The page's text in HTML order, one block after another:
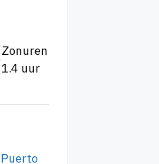
Zonuren
1.4 uur
Puerto